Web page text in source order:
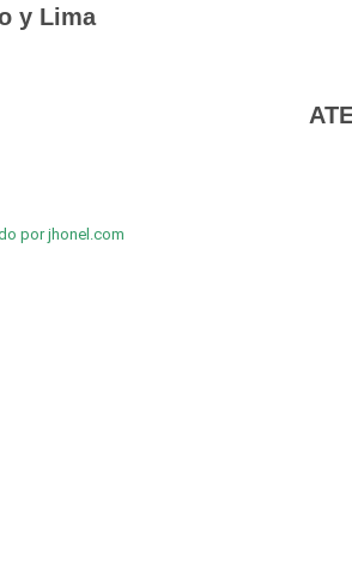
y Lima
porjhonel.com